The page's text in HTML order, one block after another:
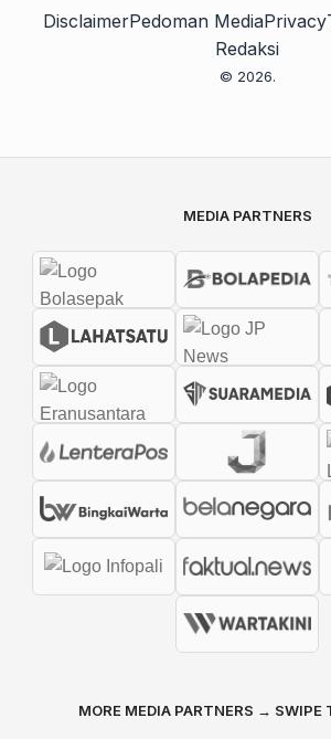
DisclaimerPedoman MediaPrivacy
Redaksi
© 2026.
MEDIA PARTNERS
MORE MEDIA PARTNERS → SWIPE